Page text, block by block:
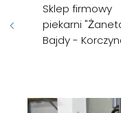
Sklep firmowy
piekarni
Bajdy -